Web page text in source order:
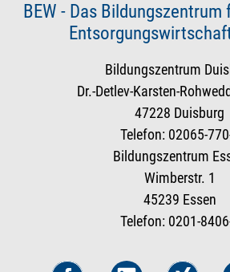
BEW - Das Bildungszentrum
Bildungszentrum
Dr.-Detlev-Karsten-
47228 Duisburg
Telefon: 02065-
Bildungszentrum
Wimberstr. 1
45239 Essen
Telefon: 0201-